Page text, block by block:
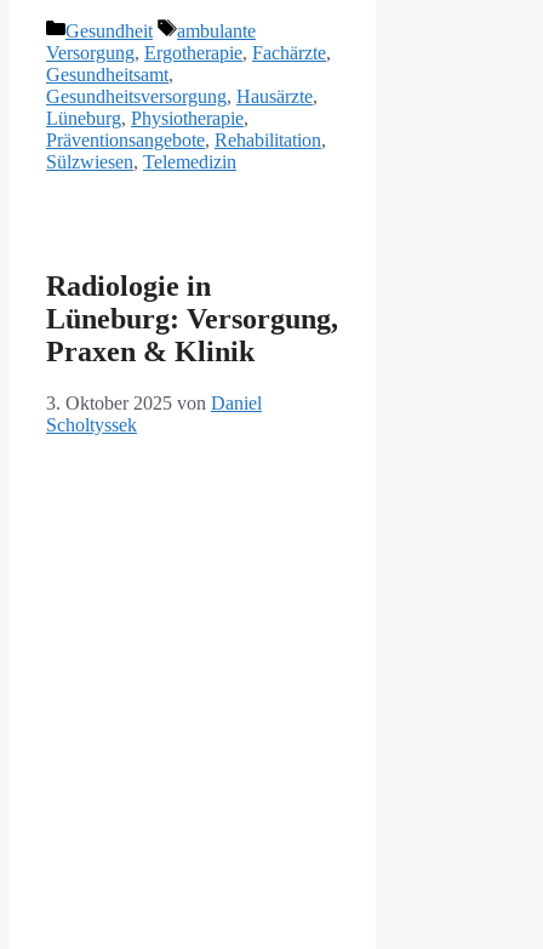
Kategorien
Gesundheit Schlagwörter
ambulante
Versorgung, Ergotherapie, Fachärzte,
Gesundheitsamt,
Gesundheitsversorgung, Hausärzte,
Lüneburg, Physiotherapie,
Präventionsangebote, Rehabilitation,
Sülzwiesen, Telemedizin
Radiologie in
Lüneburg: Versorgung,
Praxen & Klinik
3. Oktober 2025 von Daniel
Scholtyssek